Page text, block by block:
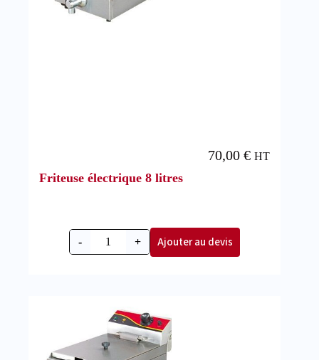
Friteuse électrique 8 litres
70,00€ HT
- + Ajouter au devis